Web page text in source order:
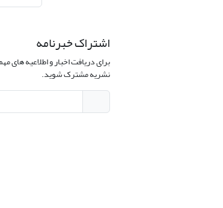
اشتراک خبرنامه
برای دریافت اخبار و اطلاعیه های
نشریه مشترک شوید.